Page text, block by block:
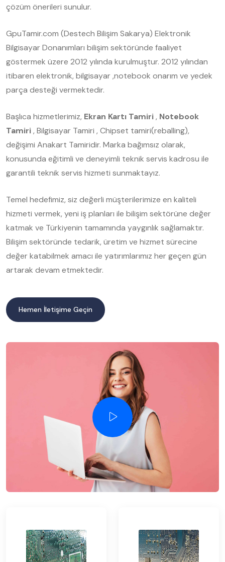
çözüm önerileri sunulur.
GpuTamir.com (Destech Bilişim Sakarya) Elektronik
Bilgisayar Donanımları bilişim sektöründe faaliyet
göstermek üzere 2012 yılında kurulmuştur. 2012 yılından
itibaren elektronik, bilgisayar ,notebook onarım ve yedek
parça desteği vermektedir.
Başlıca hizmetlerimiz, Ekran Kartı Tamiri, Notebook
Tamiri, Bilgisayar Tamiri , Chipset tamiri(reballing),
değişimi Anakart Tamiridir. Marka bağımsız olarak,
konusunda eğitimli ve deneyimli teknik servis kadrosu ile
garantili teknik servis hizmeti sunmaktayız.
Temel hedefimiz, siz değerli müşterilerimize en kaliteli
hizmeti vermek, yeni iş planları ile bilişim sektörüne değer
katmak ve Türkiyenin tamamında yaygınlık sağlamaktır.
Bilişim sektöründe tedarik, üretim ve hizmet sürecine
değer katabilmek amacı ile yatırımlarımız her geçen gün
artarak devam etmektedir.
Hemen İletişime Geçin